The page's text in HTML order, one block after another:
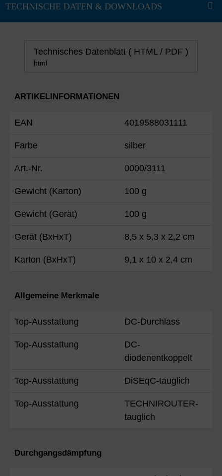
Technisches Datenblatt ( HTML / PDF )
html
ARTIKELINFORMATIONEN
EAN 4019588031111
Farbe silber
Art.-Nr. 0000/3111
Gewicht (Karton) 100 g
Gewicht (Gerät) 100 g
Gerät (BxHxT) 8,5 x 5,3 x 2,2 cm
Karton (BxHxT) 9,1 x 10 x 2,4 cm
Allgemeine Merkmale
Top-Ausstattung DC-Durchlass
Top-Ausstattung
DC-
diodenentkoppelt
Top-Ausstattung DiSEqC-tauglich
Top-Ausstattung
TECHNIROUTER-
tauglich
Durchgangsdämpfung